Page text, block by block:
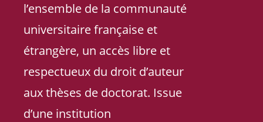
l’ensemble de la communauté
universitaire française et
étrangère, un accès libre et
respectueux du droit d’auteur
aux thèses de doctorat. Issue
d’une institution